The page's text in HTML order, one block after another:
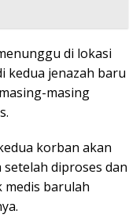
di lokasi
kedua jenazah baru
masing
korban akan
diproses dan
medis barulah